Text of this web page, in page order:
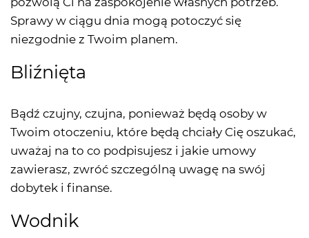
Sprawy w ciągu dnia mogą potoczyć się
niezgodnie z Twoim planem.
Bliźnięta
Bądź czujny, czujna, ponieważ będą osoby w
Twoim otoczeniu, które będą chciały Cię oszukać,
uważaj na to co podpisujesz i jakie umowy
zawierasz, zwróć szczególną uwagę na swój
dobytek i finanse.
Wodnik